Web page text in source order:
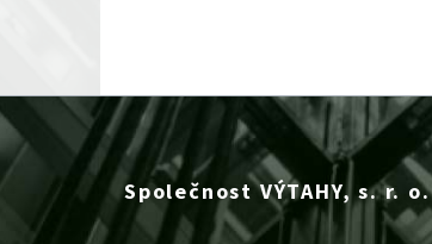
Společnost VÝTAHY, s. r. o.